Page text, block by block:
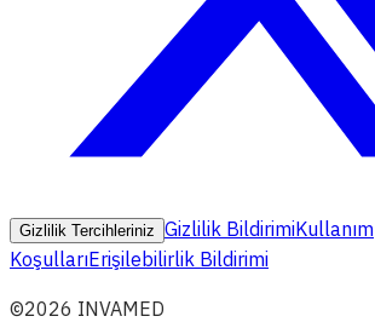
Gizlilik Tercihleriniz Gizlilik BildirimiKullanım
KoşullarıErişilebilirlik Bildirimi
©2026 INVAMED